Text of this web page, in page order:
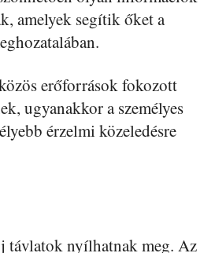
amelyek segítik őket a
erőforrások fokozott
ugyanakkor a személyes
érzelmi közeledésre
nyílhatnak meg. Az